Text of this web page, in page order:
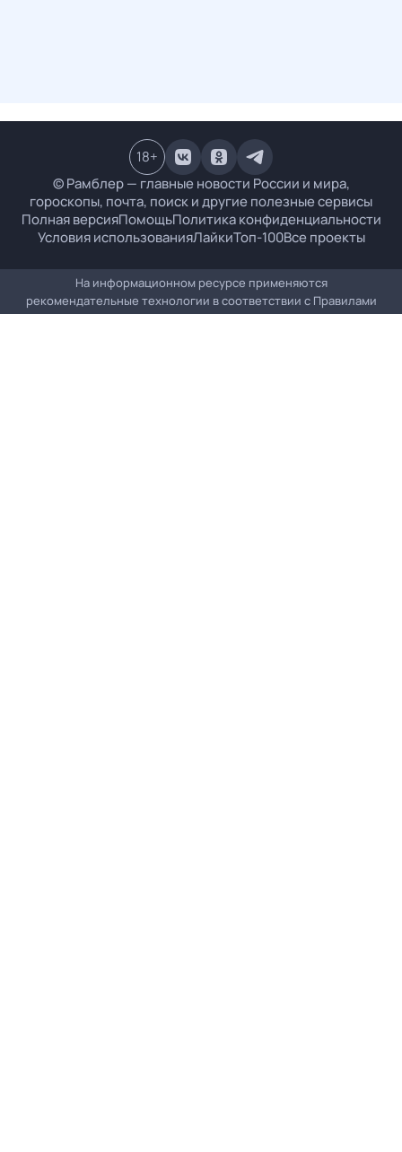
© Рамблер — главные новости России и мира,
гороскопы, почта, поиск и другие полезные сервисы
Полная версияПомощьПолитика конфиденциальности
Условия использованияЛайкиТоп-100Все проекты
18+
На информационном ресурсе применяются
рекомендательные технологии в соответствии с Правилами